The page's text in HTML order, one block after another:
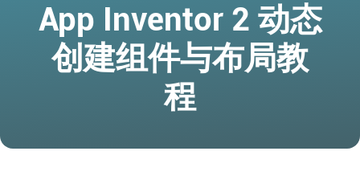
App Inventor 2 动态
创建组件与布局教
程